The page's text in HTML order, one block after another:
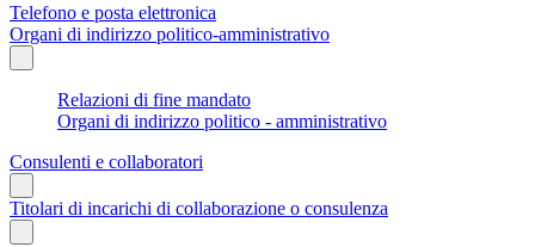
Telefono e posta elettronica
Organi di indirizzo politico-amministrativo
Relazioni di fine mandato
Organi di indirizzo politico - amministrativo
Consulenti e collaboratori
Titolari di incarichi di collaborazione o consulenza